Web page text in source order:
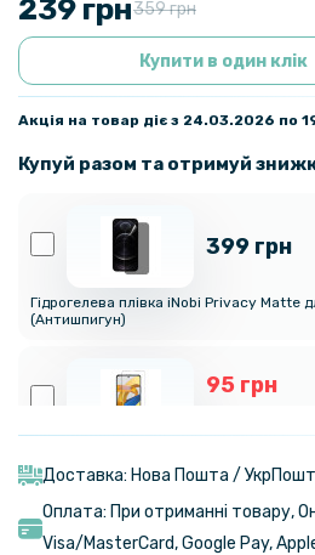
239 грн359 грн
Купити в один клік
Акція на товар діє з 24.03.2026 по
Купуй разом та отримуй
399 грн
Гідрогелева плівка iNobi Privacy Matte
(Антишпигун)
95 грн
Redmi 13 5G
110 грн
Доставка: Нова Пошта /
Оплата: При отриманні товару,
Visa/MasterСard, Google Pay,